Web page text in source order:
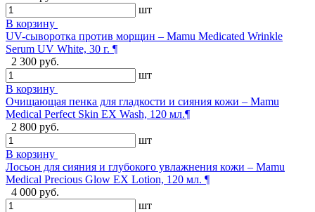
шт
В корзину
UV-сыворотка против морщин – Mamu Medicated Wrinkle
Serum UV White, 30 г. ¶
2 300 руб.
шт
В корзину
Очищающая пенка для гладкости и сияния кожи – Mamu
Medical Perfect Skin EX Wash, 120 мл.¶
2 800 руб.
шт
В корзину
Лосьон для сияния и глубокого увлажнения кожи – Mamu
Medical Precious Glow EX Lotion, 120 мл. ¶
4 000 руб.
шт